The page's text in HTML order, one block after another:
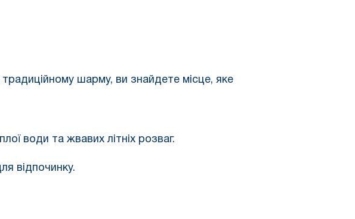
шарму, ви знайдете місце, яке
води та жвавих літніх розваг.
відпочинку.